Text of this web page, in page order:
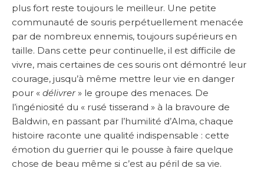
plus fort reste toujours le meilleur. Une petite
communauté de souris perpétuellement menacée
par de nombreux ennemis, toujours supérieurs en
taille. Dans cette peur continuelle, il est difficile de
vivre, mais certaines de ces souris ont démontré leur
courage, jusqu’à même mettre leur vie en danger
pour « délivrer» le groupe des menaces. De
l’ingéniosité du « rusé tisserand » à la bravoure de
Baldwin, en passant par l’humilité d’Alma, chaque
histoire raconte une qualité indispensable : cette
émotion du guerrier qui le pousse à faire quelque
chose de beau même si c’est au péril de sa vie.